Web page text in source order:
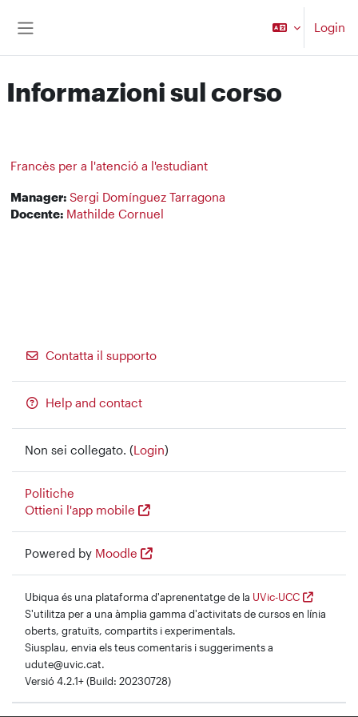
Login
Informazioni sul corso
Francès per a l'atenció a l'estudiant
Manager: Sergi Domínguez Tarragona
Docente: Mathilde Cornuel
Contatta il supporto
Help and contact
Non sei collegato. (Login)
Politiche
Ottieni l'app mobile
Powered by Moodle
Ubiqua és una plataforma d'aprenentatge de la UVic-UCC
S'utilitza per a una àmplia gamma d'activitats de cursos en línia
oberts, gratuïts, compartits i experimentals.
Siusplau, envia els teus comentaris i suggeriments a
udute@uvic.cat.
Versió 4.2.1+ (Build: 20230728)